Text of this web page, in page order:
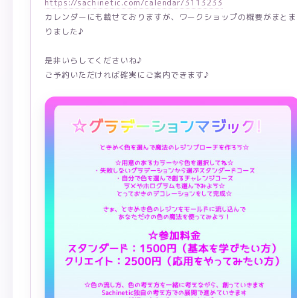
https://sachinetic.com/calendar/3113233
カレンダーにも載せておりますが、ワークショップの概要がまとま
りました♪
是非いらしてくださいね♪
ご予約いただければ確実にご案内できます♪